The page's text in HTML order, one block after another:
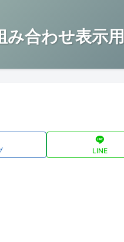
合わせ表示
LINE